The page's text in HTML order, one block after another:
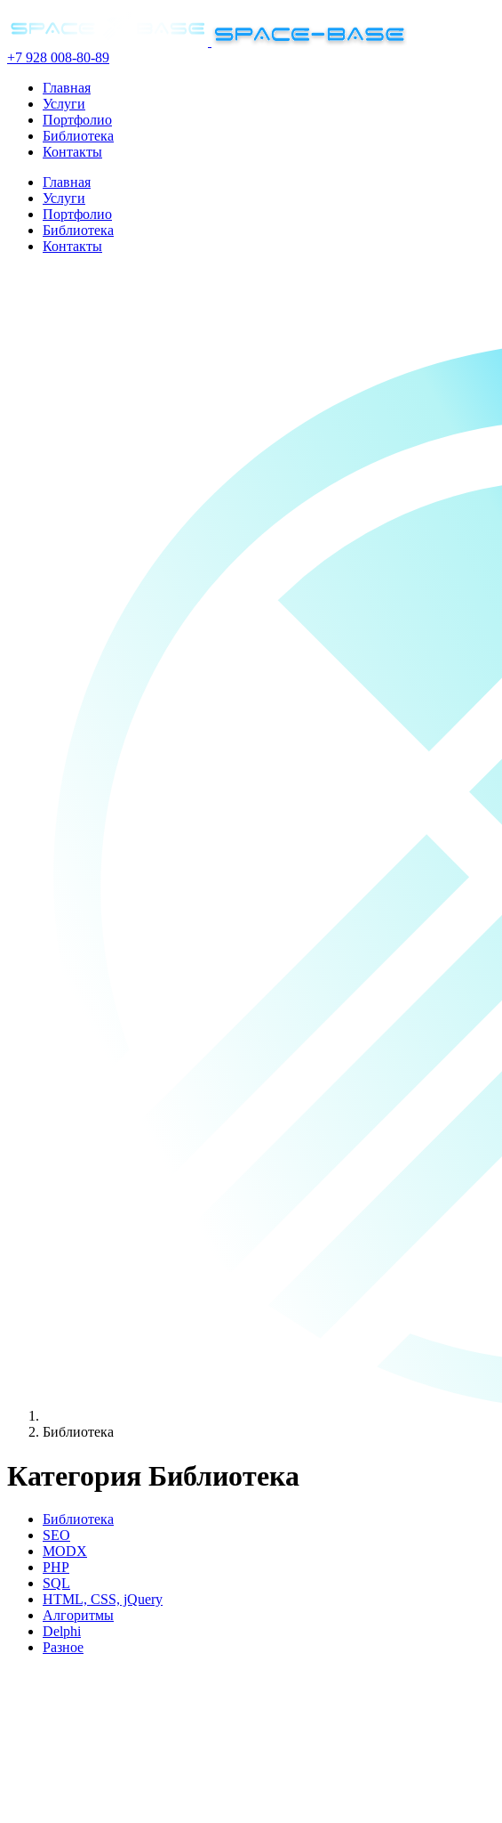
+7 928 008-80-89
Главная
Услуги
Портфолио
Библиотека
Контакты
Главная
Услуги
Портфолио
Библиотека
Контакты
Библиотека
Категория Библиотека
Библиотека
SEO
MODX
PHP
SQL
HTML, CSS, jQuery
Алгоритмы
Delphi
Разное